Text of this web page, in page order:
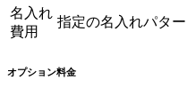
名入れ
費用
指定の名入れパタ
オプション料金